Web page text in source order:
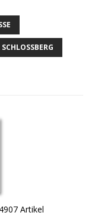
SCHLOSSBERG
4907 Artikel